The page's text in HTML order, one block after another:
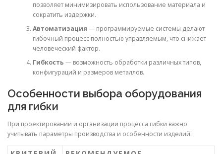
позволяет минимизировать использование материала и
сократить издержки.
Автоматизация — программируемые системы делают
гибочный процесс полностью управляемым, что снижает
человеческий фактор.
Гибкость — возможность обработки различных типов,
конфигураций и размеров металлов.
Особенности выбора оборудования
для гибки
При проектировании и организации процесса гибки важно
учитывать параметры производства и особенности изделий: